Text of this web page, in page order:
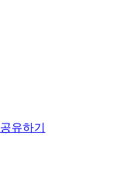
공유하기